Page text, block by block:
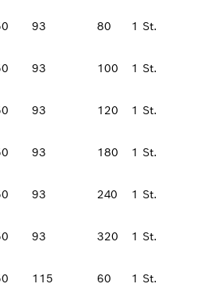
93 80 1 St.
93 100 1 St.
93 120 1 St.
93 180 1 St.
93 240 1 St.
93 320 1 St.
115 60 1 St.